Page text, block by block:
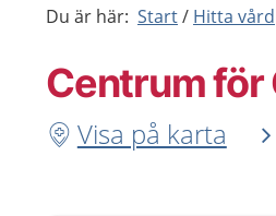
Du är här: Start Hitta vård
Centrum för
Visa på karta